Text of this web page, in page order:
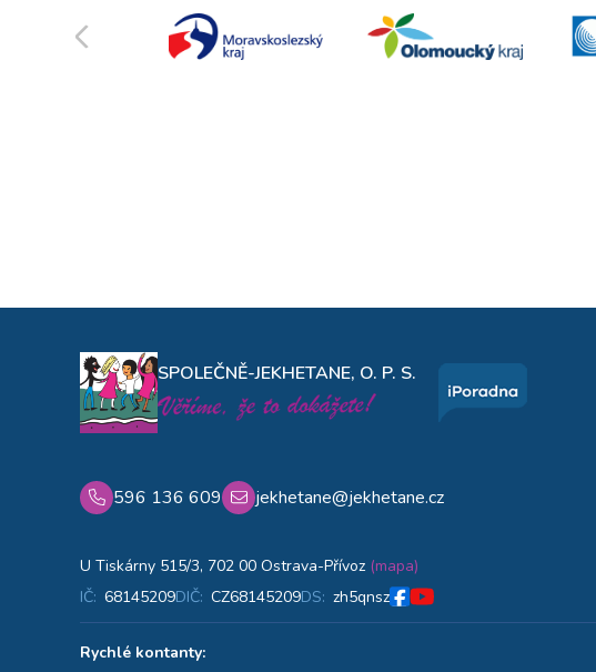
SPOLEČNĚ-JEKHETANE, O. P. S.
596 136 609 jekhetane@jekhetane.cz
U Tiskárny 515/3, 702 00 Ostrava-Přívoz (mapa)
IČ: 68145209DIČ: CZ68145209DS: zh5qnsz
Rychlé kontanty: